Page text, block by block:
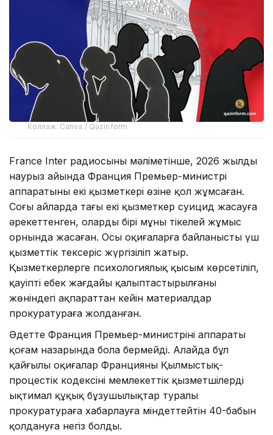
Коллаж: Canva / Qazinform
France Inter радиосының мәліметінше, 2026 жылдың
наурыз айында Франция Премьер-министрі
аппаратының екі қызметкері өзіне қол жұмсаған.
Соңғы айларда тағы екі қызметкер суицид жасауға
әрекеттенген, олардың бірі мұны тікелей жұмыс
орнында жасаған. Осы оқиғаларға байланысты үш
қызметтік тексеріс жүргізіліп жатыр.
Қызметкерлерге психологиялық қысым көрсетіліп,
қауіпті еңбек жағдайы қалыптастырылғаны
жөніндегі ақпараттан кейін материалдар
прокуратураға жолданған.
Әдетте Франция Премьер-министрінің аппараты
қоғам назарында бола бермейді. Алайда бұл
қайғылы оқиғалар Францияның Қылмыстық-
процестік кодексінің мемлекеттік қызметшілерді
ықтимал құқық бұзушылықтар туралы
прокуратураға хабарлауға міндеттейтін 40-бабын
қолдануға негіз болды.